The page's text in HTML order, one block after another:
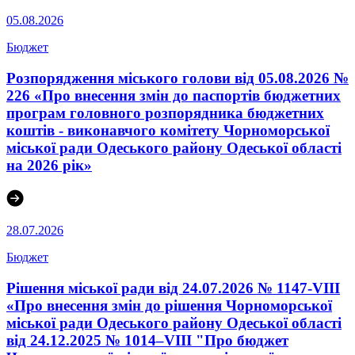
05.08.2026
Бюджет
Розпорядження міського голови від 05.08.2026 №
226 «Про внесення змін до паспортів бюджетних
програм головного розпорядника бюджетних
коштів - виконавчого комітету Чорноморської
міської ради Одеського району Одеської області
на 2026 рік»
28.07.2026
Бюджет
Рішення міської ради від 24.07.2026 № 1147-VIII
«Про внесення змін до рішення Чорноморської
міської ради Одеського району Одеської області
від 24.12.2025 № 1014–VІII "Про бюджет